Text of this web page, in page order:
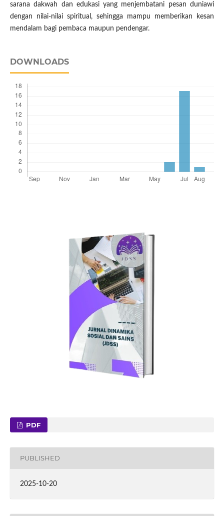
sarana dakwah dan edukasi yang menjembatani pesan duniawi
dengan nilai-nilai spiritual, sehingga mampu memberikan kesan
mendalam bagi pembaca maupun pendengar.
DOWNLOADS
PDF
PUBLISHED
2025-10-20